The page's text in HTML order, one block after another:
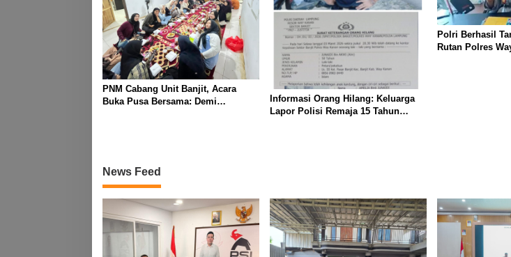
PNM Cabang Unit Banjit, Acara
Buka Pusa Bersama: Demi
Informasi Orang Hilang: Keluarga
Lapor Polisi Remaja 15 Tahun
Polri Berhasil
Rutan Polres
News Feed